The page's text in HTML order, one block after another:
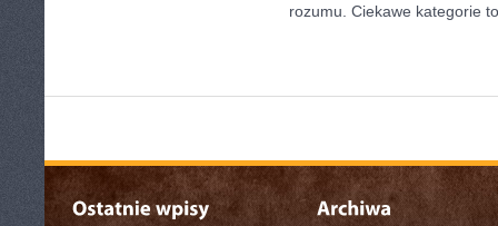
rozumu. Ciekawe kategorie